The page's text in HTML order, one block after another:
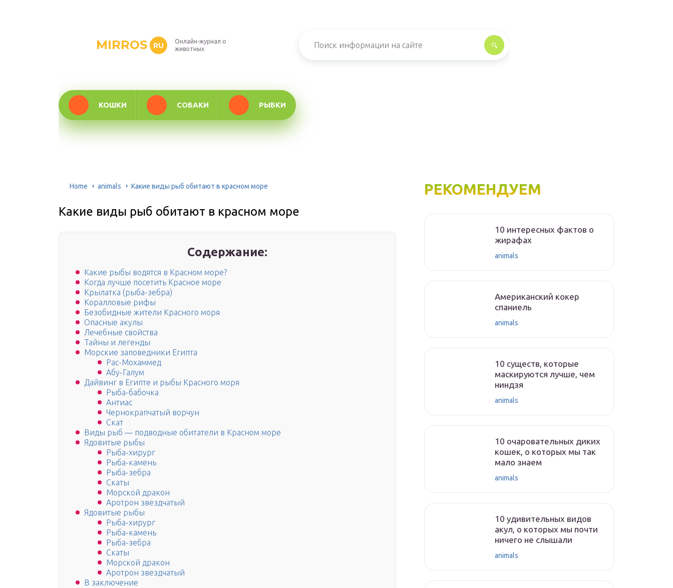
MIRROS RU
Онлайн-журнал о
животных
КОШКИ СОБАКИ РЫБКИ
Home animals Какие виды рыб обитают в красном море
Какие виды рыб обитают в красном море
Содержание:
Какие рыбы водятся в Красном море?
Когда лучше посетить Красное море
Крылатка (рыба-зебра)
Коралловые рифы
Безобидные жители Красного моря
Опасные акулы
Лечебные свойства
Тайны и легенды
Морские заповедники Египта
Рас-Мохаммед
Абу-Галум
Дайвинг в Египте и рыбы Красного моря
Рыба-бабочка
Антиас
Чернокрапчатый ворчун
Скат
Виды рыб — подводные обитатели в Красном море
Ядовитые рыбы
Рыба-хирург
Рыба-камень
Рыба-зебра
Скаты
Морской дракон
Аротрон звездчатый
Ядовитые рыбы
Рыба-хирург
Рыба-камень
Рыба-зебра
Скаты
Морской дракон
Аротрон звездчатый
В заключение
РЕКОМЕНДУЕМ
10 интересных фактов о
жирафах
animals
Американский кокер
спаниель
animals
10 существ, которые
маскируются лучше, чем
ниндзя
animals
10 очаровательных диких
кошек, о которых мы так
мало знаем
animals
10 удивительных видов
акул, о которых мы почти
ничего не слышали
animals